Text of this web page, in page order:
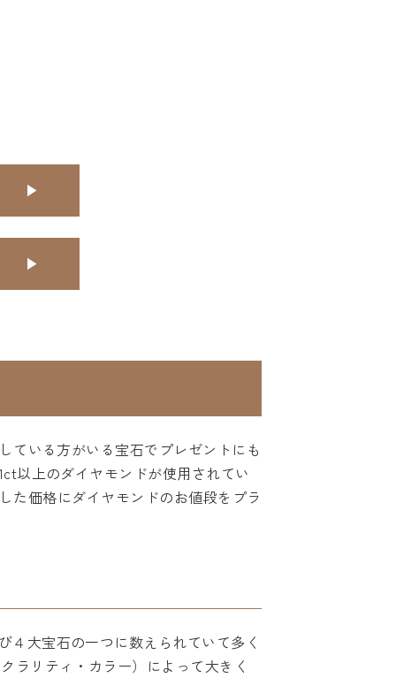
ている方がいる宝石でプレゼントにも
以上のダイヤモンドが使用されてい
た価格にダイヤモンドのお値段をプラ
大宝石の一つに数えられていて多く
ラリティ・カラー）によって大きく